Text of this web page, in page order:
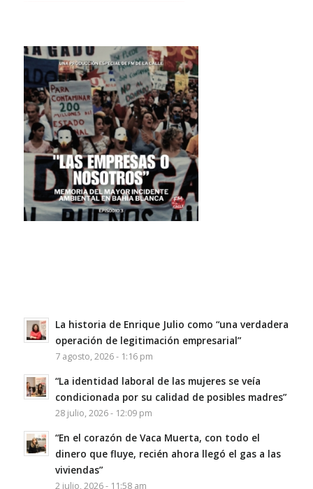
La historia de Enrique Julio como “una verdadera
operación de legitimación empresarial”
7 agosto, 2026 - 1:16 pm
“La identidad laboral de las mujeres se veía
condicionada por su calidad de posibles madres”
28 julio, 2026 - 12:09 pm
“En el corazón de Vaca Muerta, con todo el
dinero que fluye, recién ahora llegó el gas a las
viviendas”
2 julio, 2026 - 11:58 am